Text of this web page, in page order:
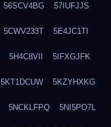
56SCV4BG 57IUFJJS
5CWV233T 5E4JC1TI
5H4C8VII 5IFXGJFK
5KT1DCUW 5KZYHXKG
5NCKLFPQ 5NI5PO7L